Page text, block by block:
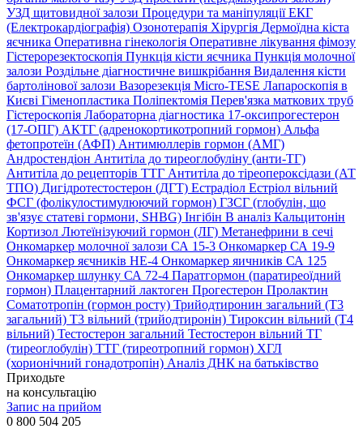
УЗД щитовидної залози Процедури та маніпуляціїЕКГ
(Електрокардіографія) Озонотерапія Хірургія Дермоїдна кіста
яєчника Оперативна гінекологія Оперативне лікування фімозу
Гістерорезектоскопія Пункція кісти яєчника Пункція молочної
залози Роздільне діагностичне вишкрібання Видалення кісти
бартолінової залози Вазорезекція Micro-TESE Лапароскопія в
Києві Гіменопластика Поліпектомія Перев'язка маткових труб
Гістероскопія Лабораторна діагностика 17-оксипрогестерон
(17-ОПГ) АКТГ (адренокортикотропний гормон) Альфа
фетопротеїн (АФП) Антимюллерів гормон (АМГ)
Андростендіон Антитіла до тиреоглобуліну (анти-ТГ)
Антитіла до рецепторів ТТГ Антитіла до тіреопероксідази (АТ
ТПО) Дигідротестостерон (ДГТ) Естрадіол Естріол вільний
ФСГ (фолікулостимулюючий гормон) ГЗСГ (глобулін, що
зв'язує статеві гормони, SHBG) Інгібін B аналіз Кальцитонін
Кортизол Лютеїнізуючий гормон (ЛГ) Метанефрини в сечі
Онкомаркер молочної залози СА 15-3 Онкомаркер СА 19-9
Онкомаркер яєчників НЕ-4 Онкомаркер яичників СА 125
Онкомаркер шлунку СА 72-4 Паратгормон (паратиреоїдний
гормон) Плацентарний лактоген Прогестерон Пролактин
Соматотропін (гормон росту) Трийодтиронин загальний (Т3
загальний) Т3 вільний (трийодтиронін) Тироксин вільний (Т4
вільний) Тестостерон загальний Тестостерон вільний ТГ
(тиреоглобулін) ТТГ (тиреотропний гормон) ХГЛ
(хорионічний гонадотропін) Аналіз ДНК на батьківство
Приходьте
на консультацію
Запис на прийом
0 800 504 205